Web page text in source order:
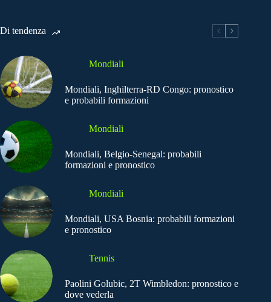
Di tendenza
Mondiali
Mondiali, Inghilterra-RD Congo: pronostico
e probabili formazioni
Mondiali
Mondiali, Belgio-Senegal: probabili
formazioni e pronostico
Mondiali
Mondiali, USA Bosnia: probabili formazioni
e pronostico
Tennis
Paolini Golubic, 2T Wimbledon: pronostico e
dove vederla